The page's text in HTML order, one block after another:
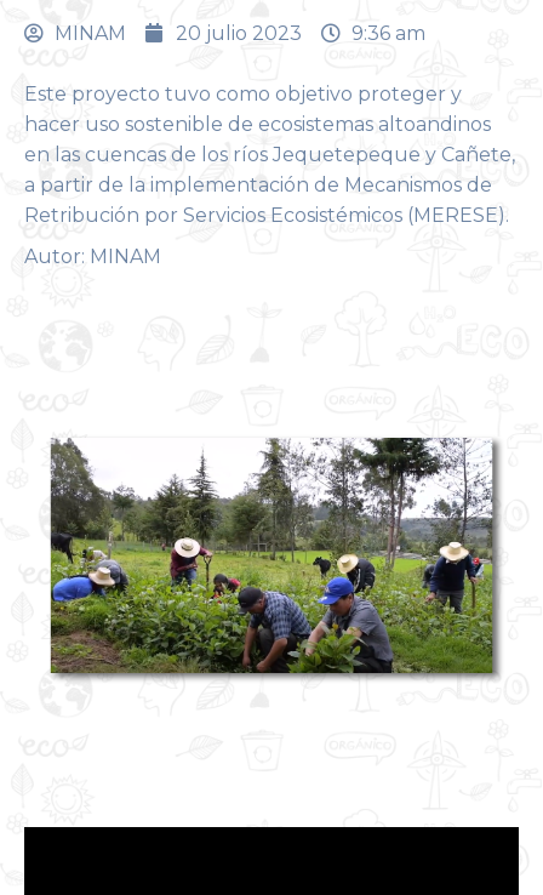
MINAM 20 julio 2023 9:36 am
Este proyecto tuvo como objetivo proteger y
hacer uso sostenible de ecosistemas altoandinos
en las cuencas de los ríos Jequetepeque y Cañete,
a partir de la implementación de Mecanismos de
Retribución por Servicios Ecosistémicos (MERESE).
Autor: MINAM